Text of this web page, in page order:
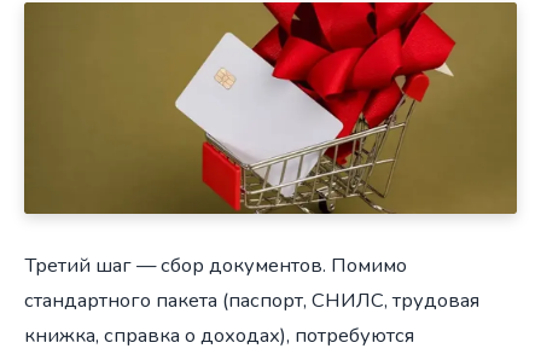
Третий шаг — сбор документов. Помимо
стандартного пакета (паспорт, СНИЛС, трудовая
книжка, справка о доходах), потребуются